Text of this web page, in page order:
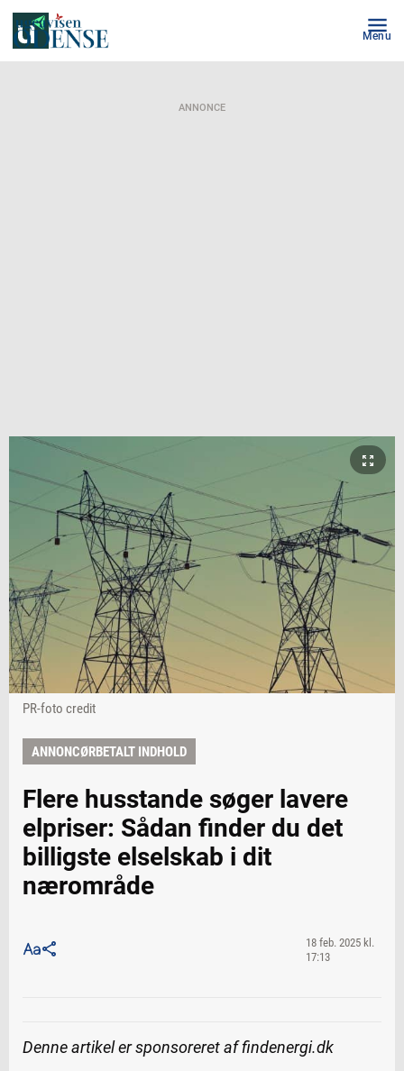
Menu
ANNONCE
PR-foto credit
ANNONCØRBETALT INDHOLD
Flere husstande søger lavere
elpriser: Sådan finder du det
billigste elselskab i dit
nærområde
18 feb. 2025 kl.
17:13
Denne artikel er sponsoreret af findenergi.dk